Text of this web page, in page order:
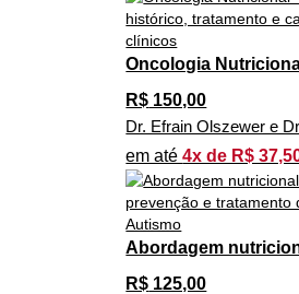
Oncologia
R$ 150,00
Dr. Efrain Olszewer e
em até4x de R$
Abordagem
R$ 125,00